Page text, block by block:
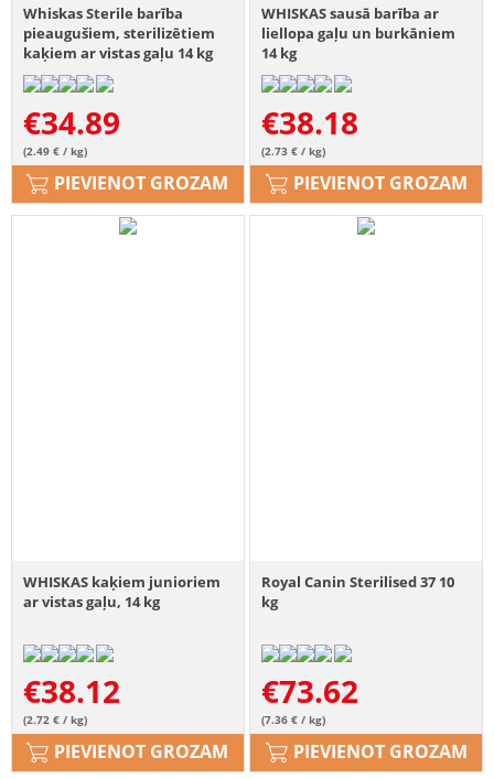
Whiskas Sterile barība
pieaugušiem, sterilizētiem
kaķiem ar vistas gaļu 14 kg
€34.89
(2.49 € / kg)
PIEVIENOT GROZAM
WHISKAS sausā barība ar
liellopa gaļu un burkāniem
14 kg
€38.18
(2.73 € / kg)
PIEVIENOT GROZAM
WHISKAS kaķiem junioriem
ar vistas gaļu, 14 kg
€38.12
(2.72 € / kg)
PIEVIENOT GROZAM
Royal Canin Sterilised 37 10
kg
€73.62
(7.36 € / kg)
PIEVIENOT GROZAM